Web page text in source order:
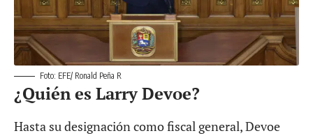
Foto: EFE/ Ronald Peña R
¿Quién es Larry Devoe?
Hasta su designación como fiscal general,Devoe